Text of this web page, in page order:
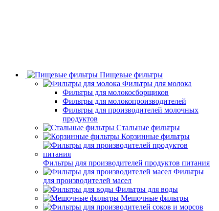
Пищевые фильтры
Фильтры для молока
Фильтры для молокосборщиков
Фильтры для молокопроизводителей
Фильтры для производителей молочных
продуктов
Стальные фильтры
Корзинные фильтры
Фильтры для производителей продуктов питания
Фильтры
для производителей масел
Фильтры для воды
Мешочные фильтры